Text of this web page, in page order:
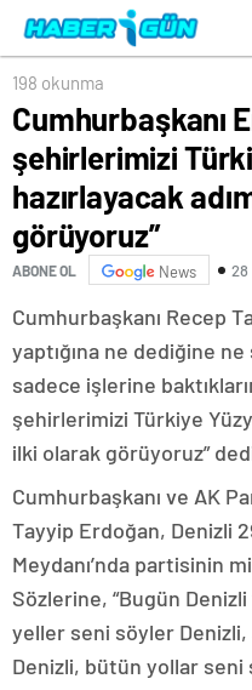
adımların ilki olarak
198 okunma
Cumhurbaşkanı
şehirlerimizi
hazırlayacak
görüyoruz”
ABONE OL News 28
Cumhurbaşkanı Recep
yaptığına ne dediğine
sadece işlerine
şehirlerimizi Türkiye
ilki olarak görüyoruz”
Cumhurbaşkanı ve AK
Tayyip Erdoğan, Denizli
Meydanı’nda partisinin
Sözlerine, “Bugün
yeller seni söyler
Denizli, bütün yollar